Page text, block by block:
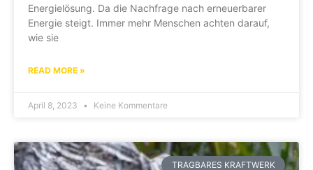
Energielösung. Da die Nachfrage nach erneuerbarer
Energie steigt. Immer mehr Menschen achten darauf,
wie sie
READ MORE »
April 8, 2023 Keine Kommentare
TRAGBARES KRAFTWERK